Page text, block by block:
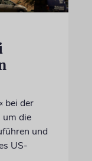
bei der
um die
und
US-